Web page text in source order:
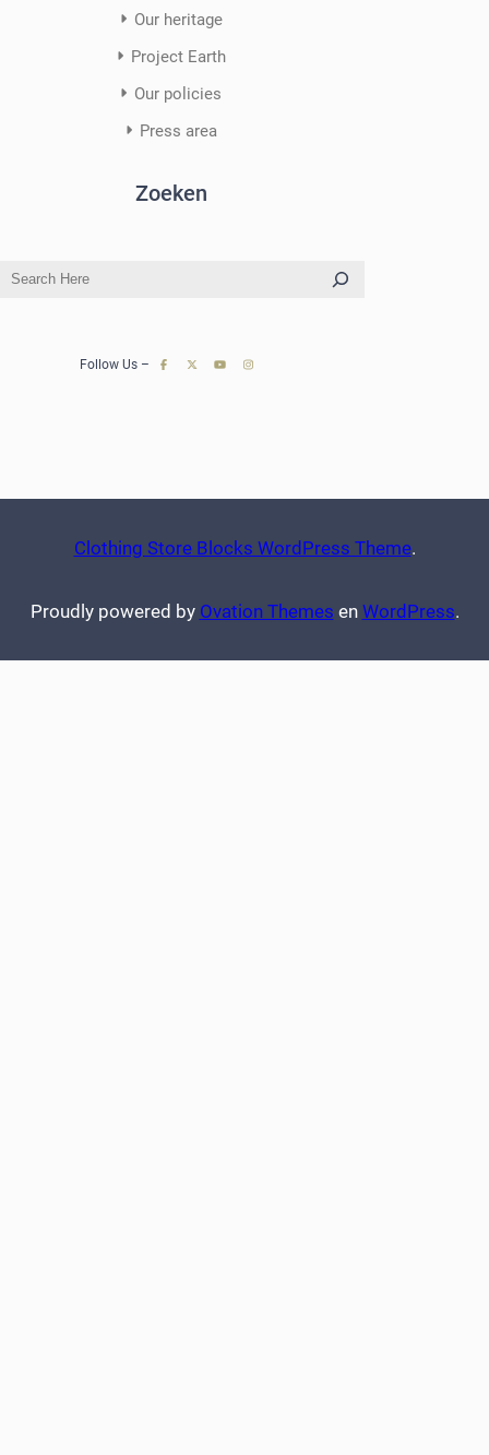
Our heritage
Project Earth
Our policies
Press area
Zoeken
Follow Us –
Clothing Store Blocks WordPress Theme.
Proudly powered by Ovation Themes en WordPress.